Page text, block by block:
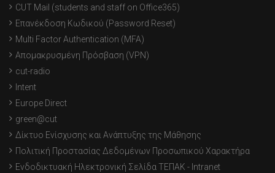
CUT Mail (students and staff on Office365)
Επανέκδοση Κωδικού (Password Reset)
Multi Factor Authentication (MFA)
Απομακρυσμένη Πρόσβαση (VPN)
cut-radio
Intent
Europe Direct
green@cut
Δίκτυο Ενίσχυσης και Ανάπτυξης της Μάθησης
Πολιτική Προστασίας Δεδομένων Προσωπικού Χαρακτήρα
Ενδοδικτυακή Ηλεκτρονική Σελίδα ΤΕΠΑΚ - Intranet